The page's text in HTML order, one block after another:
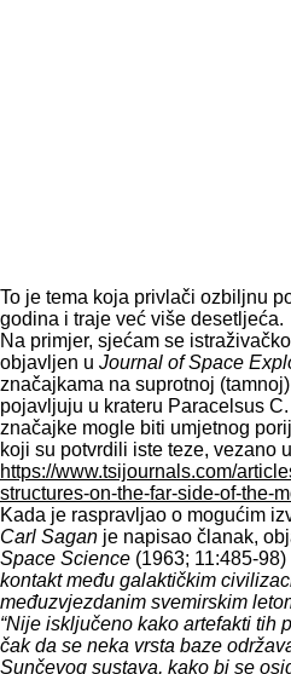
To je tema koja privlači ozbiljnu
godina i traje već više desetljeća.
Na primjer, sjećam se
objavljen u Journal of Space
značajkama na suprotnoj
pojavljuju u krateru Paracelsus
značajke mogle biti umjetnog
koji su potvrdili iste teze, vezano
https://www.tsijournals.com/
structures-on-the-far-side-of-the-
Kada je raspravljao o mogućim
Carl Sagan je napisao članak,
Space Science (1963; 11:485-
kontakt među galaktičkim
međuzvjezdanim svemirskim
“Nije isključeno kako artefakti tih
čak da se neka vrsta baze
Sunčevog sustava, kako bi se